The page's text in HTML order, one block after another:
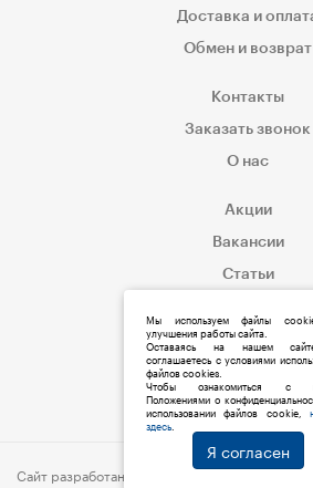
Доставка и
Обмен и возврат
Контакты
Заказать звонок
О нас
Акции
Вакансии
Статьи
Сайт разработан: © 2019
Мы используем файлы
улучшения работы сайта.
Оставаясь на нашем
соглашаетесь с условиями
файлов cookies.
Чтобы ознакомиться с
Положениями о
использовании файлов cookie,
здесь
Я согласен